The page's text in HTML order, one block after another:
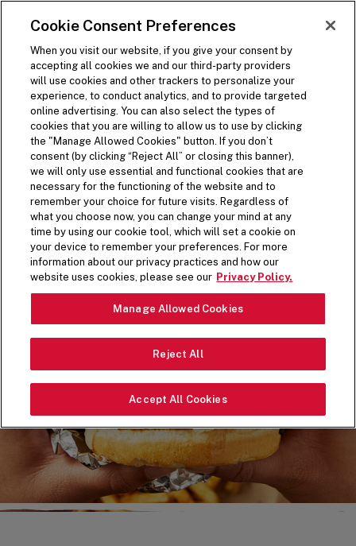
DOORGAAN NAAR HOOFDCONTENT
Websitenavigatie openen
Visit the Five Guys homepage
Cookie Consent Preferences
When you visit our website, if you give your consent by
accepting all cookies we and our third-party providers
will use cookies and other trackers to personalize your
experience, to conduct analytics, and to provide targeted
online advertising. You can also select the types of
cookies that you are willing to allow us to use by clicking
the "Manage Allowed Cookies" button. If you don’t
consent (by clicking “Reject All” or closing this banner),
we will only use essential and functional cookies that are
necessary for the functioning of the website and to
remember your choice for future visits. Regardless of
what you choose now, you can change your mind at any
time by using our cookie tool, which will set a cookie on
your device to remember your preferences. For more
information about our privacy practices and how our
website uses cookies, please see our Privacy Policy.
Manage Allowed Cookies
Reject All
Accept All Cookies